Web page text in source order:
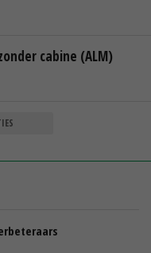
cabine (ALM)